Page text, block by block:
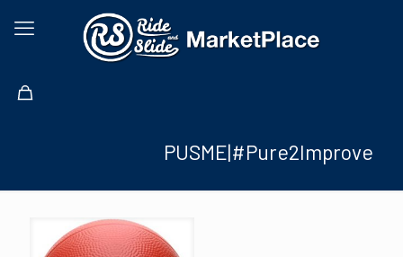
PUSME|#Pure2Improve